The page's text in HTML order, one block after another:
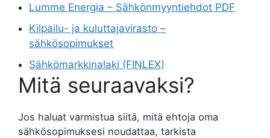
Lumme Energia – Sähkönmyyntiehdot PDF
Kilpailu- ja kuluttajavirasto –
sähkösopimukset
Sähkömarkkinalaki (FINLEX)
Mitä seuraavaksi?
Jos haluat varmistua siitä, mitä ehtoja oma
sähkösopimuksesi noudattaa, tarkista